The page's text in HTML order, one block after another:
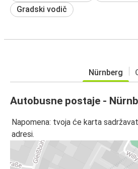
Gradski vodič
Nürnberg
Autobusne postaje -
Napomena: tvoja će karta
adresi.